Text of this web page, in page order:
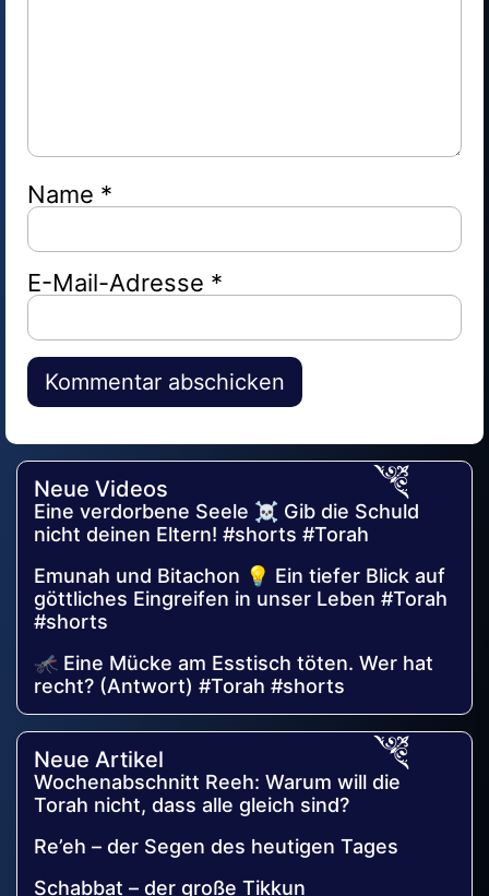
Name *
E-Mail-Adresse *
Alternative:
Neue Videos
Eine verdorbene Seele ☠️ Gib die Schuld
nicht deinen Eltern! #shorts #Torah
Emunah und Bitachon 💡 Ein tiefer Blick auf
göttliches Eingreifen in unser Leben #Torah
#shorts
🦟 Eine Mücke am Esstisch töten. Wer hat
recht? (Antwort) #Torah #shorts
Neue Artikel
Wochenabschnitt Reeh: Warum will die
Torah nicht, dass alle gleich sind?
Re’eh – der Segen des heutigen Tages
Schabbat – der große Tikkun